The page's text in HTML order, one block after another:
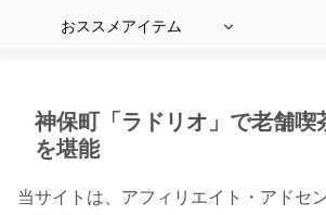
おススメアイテム
神保町「ラドリオ」で老舗喫
を堪能
当サイトは、アフィリエイト・アドセ